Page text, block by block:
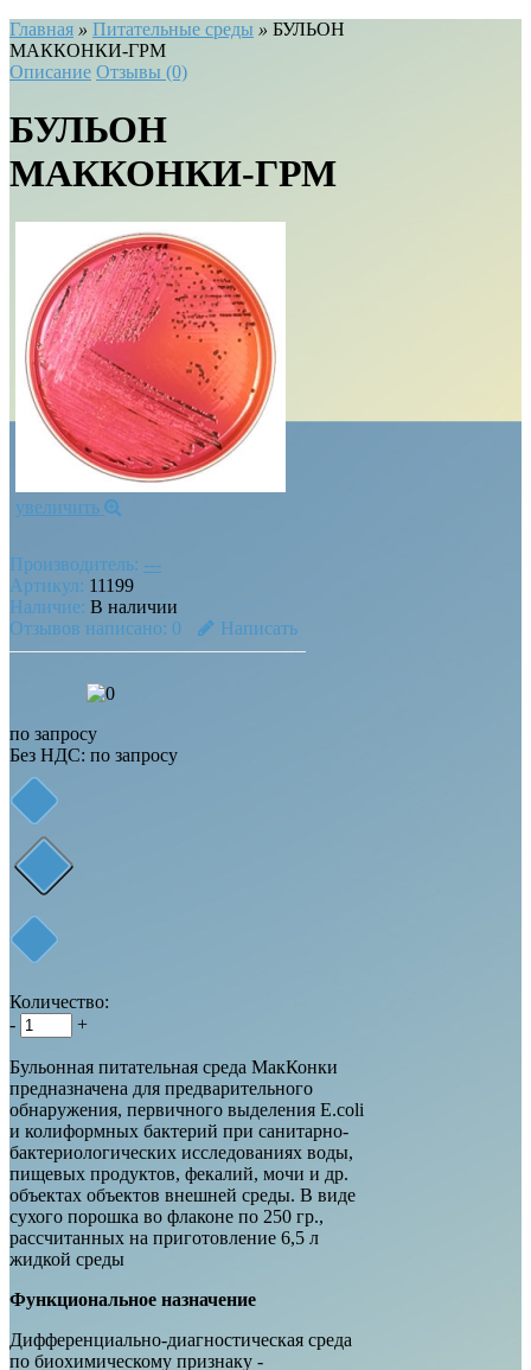
Главная » Питательные среды » БУЛЬОН
МАККОНКИ-ГРМ
Описание Отзывы (0)
БУЛЬОН
МАККОНКИ-ГРМ
увеличить
Производитель: ---
Артикул: 11199
Наличие: В наличии
Отзывов написано: 0 Написать
по запросу
Без НДС: по запросу
Количество:
-
+
Бульонная питательная среда МакКонки
предназначена для предварительного
обнаружения, первичного выделения E.coli
и колиформных бактерий при санитарно-
бактериологических исследованиях воды,
пищевых продуктов, фекалий, мочи и др.
объектах объектов внешней среды. В виде
сухого порошка во флаконе по 250 гр.,
рассчитанных на приготовление 6,5 л
жидкой среды
Функциональное назначение
Дифференциально-диагностическая среда
по биохимическому признаку -